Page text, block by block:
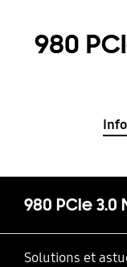
980
Solutions et